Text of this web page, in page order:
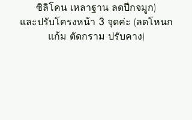
ซิลิโคน เหลาฐาน ลดปีกจมูก)
และปรับโครงหน้า 3 จุดค่ะ (ลดโหนก
แก้ม ตัดกราม ปรับคาง)